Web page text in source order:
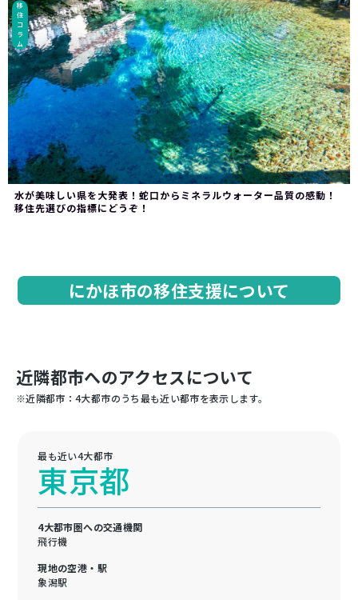
移
住
コ
ラ
ム
水が美味しい県を大発表！蛇口からミネラルウォーター品質の感動！
移住先選びの指標にどうぞ！
にかほ市の移住支援について
近隣都市へのアクセスについて
※近隣都市：4大都市のうち最も近い都市を表示します。
最も近い4大都市
東京都
4大都市圏への交通機関
飛行機
現地の空港・駅
象潟駅